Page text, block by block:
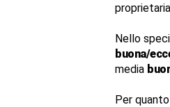
Nello
buona/
media
Per